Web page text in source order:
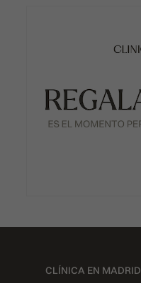
CLÍNICA EN MADRID